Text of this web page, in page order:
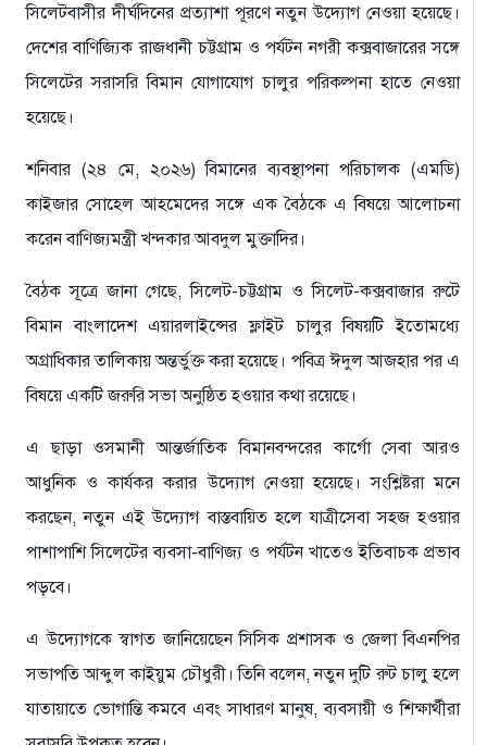
সিলেটবাসীর দীর্ঘদিনের প্রত্যাশা পূরণে নতুন উদ্যোগ নেওয়া হয়েছে।
দেশের বাণিজ্যিক রাজধানী চট্টগ্রাম ও পর্যটন নগরী কক্সবাজারের সঙ্গে
সিলেটের সরাসরি বিমান যোগাযোগ চালুর পরিকল্পনা হাতে নেওয়া
হয়েছে।
শনিবার (২৪ মে, ২০২৬) বিমানের ব্যবস্থাপনা পরিচালক (এমডি)
কাইজার সোহেল আহমেদের সঙ্গে এক বৈঠকে এ বিষয়ে আলোচনা
করেন বাণিজ্যমন্ত্রী খন্দকার আবদুল মুক্তাদির।
বৈঠক সূত্রে জানা গেছে, সিলেট-চট্টগ্রাম ও সিলেট-কক্সবাজার রুটে
বিমান বাংলাদেশ এয়ারলাইন্সের ফ্লাইট চালুর বিষয়টি ইতোমধ্যে
অগ্রাধিকার তালিকায় অন্তর্ভুক্ত করা হয়েছে। পবিত্র ঈদুল আজহার পর এ
বিষয়ে একটি জরুরি সভা অনুষ্ঠিত হওয়ার কথা রয়েছে।
এ ছাড়া ওসমানী আন্তর্জাতিক বিমানবন্দরের কার্গো সেবা আরও
আধুনিক ও কার্যকর করার উদ্যোগ নেওয়া হয়েছে। সংশ্লিষ্টরা মনে
করছেন, নতুন এই উদ্যোগ বাস্তবায়িত হলে যাত্রীসেবা সহজ হওয়ার
পাশাপাশি সিলেটের ব্যবসা-বাণিজ্য ও পর্যটন খাতেও ইতিবাচক প্রভাব
পড়বে।
এ উদ্যোগকে স্বাগত জানিয়েছেন সিসিক প্রশাসক ও জেলা বিএনপির
সভাপতি আব্দুল কাইয়ুম চৌধুরী। তিনি বলেন, নতুন দুটি রুট চালু হলে
যাতায়াতে ভোগান্তি কমবে এবং সাধারণ মানুষ, ব্যবসায়ী ও শিক্ষার্থীরা